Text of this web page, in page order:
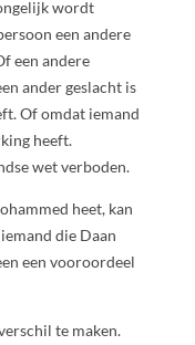
wordt
een andere
een andere
ander geslacht is
Of omdat iemand
heeft.
wet verboden.
heet, kan
die Daan
een vooroordeel
te maken.